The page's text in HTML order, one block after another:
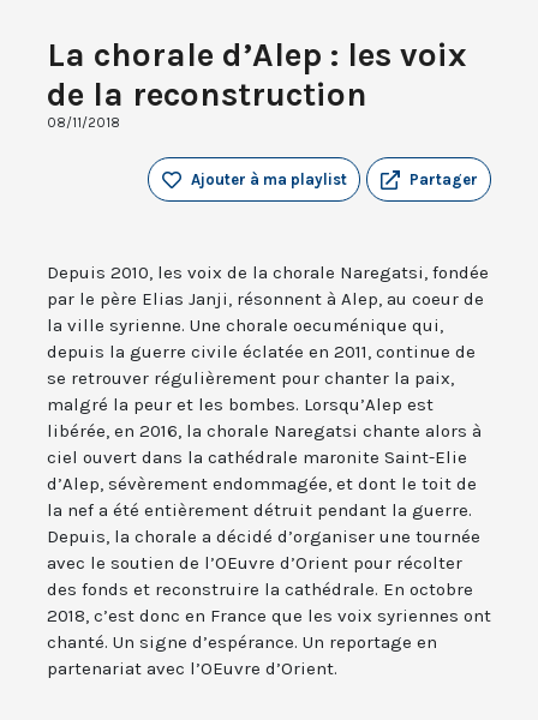
La chorale d’Alep : les voix
de la reconstruction
08/11/2018
Partager
Ajouter à ma playlist
Depuis 2010, les voix de la chorale Naregatsi, fondée
par le père Elias Janji, résonnent à Alep, au coeur de
la ville syrienne. Une chorale oecuménique qui,
depuis la guerre civile éclatée en 2011, continue de
se retrouver régulièrement pour chanter la paix,
malgré la peur et les bombes. Lorsqu’Alep est
libérée, en 2016, la chorale Naregatsi chante alors à
ciel ouvert dans la cathédrale maronite Saint-Elie
d’Alep, sévèrement endommagée, et dont le toit de
la nef a été entièrement détruit pendant la guerre.
Depuis, la chorale a décidé d’organiser une tournée
avec le soutien de l’OEuvre d’Orient pour récolter
des fonds et reconstruire la cathédrale. En octobre
2018, c’est donc en France que les voix syriennes ont
chanté. Un signe d’espérance. Un reportage en
partenariat avec l’OEuvre d’Orient.